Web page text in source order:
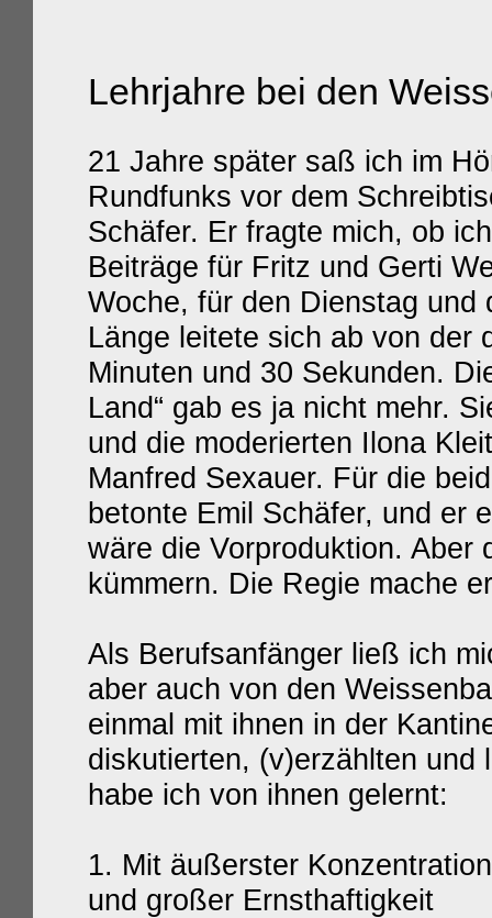
Lehrjahre bei den
21 Jahre später saß ich im
Rundfunks vor dem
Schäfer. Er fragte mich, ob
Beiträge für Fritz und Gerti
Woche, für den Dienstag und
Länge leitete sich ab von der
Minuten und 30 Sekunden.
Land“ gab es ja nicht mehr.
und die moderierten Ilona
Manfred Sexauer. Für die
betonte Emil Schäfer, und er
wäre die Vorproduktion. Aber
kümmern. Die Regie mache
Als Berufsanfänger ließ ich
aber auch von den
einmal mit ihnen in der
diskutierten, (v)erzählten und
habe ich von ihnen gelernt:
1. Mit äußerster Konzentration
und großer Ernsthaftigkeit